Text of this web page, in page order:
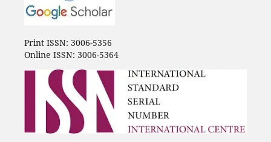
Print ISSN: 3006-5356
Online ISSN: 3006-5364